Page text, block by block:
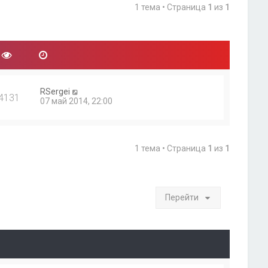
1 тема • Страница 1 из 1
RSergei
07 май 2014, 22:00
1 тема • Страница 1 из 1
Перейти